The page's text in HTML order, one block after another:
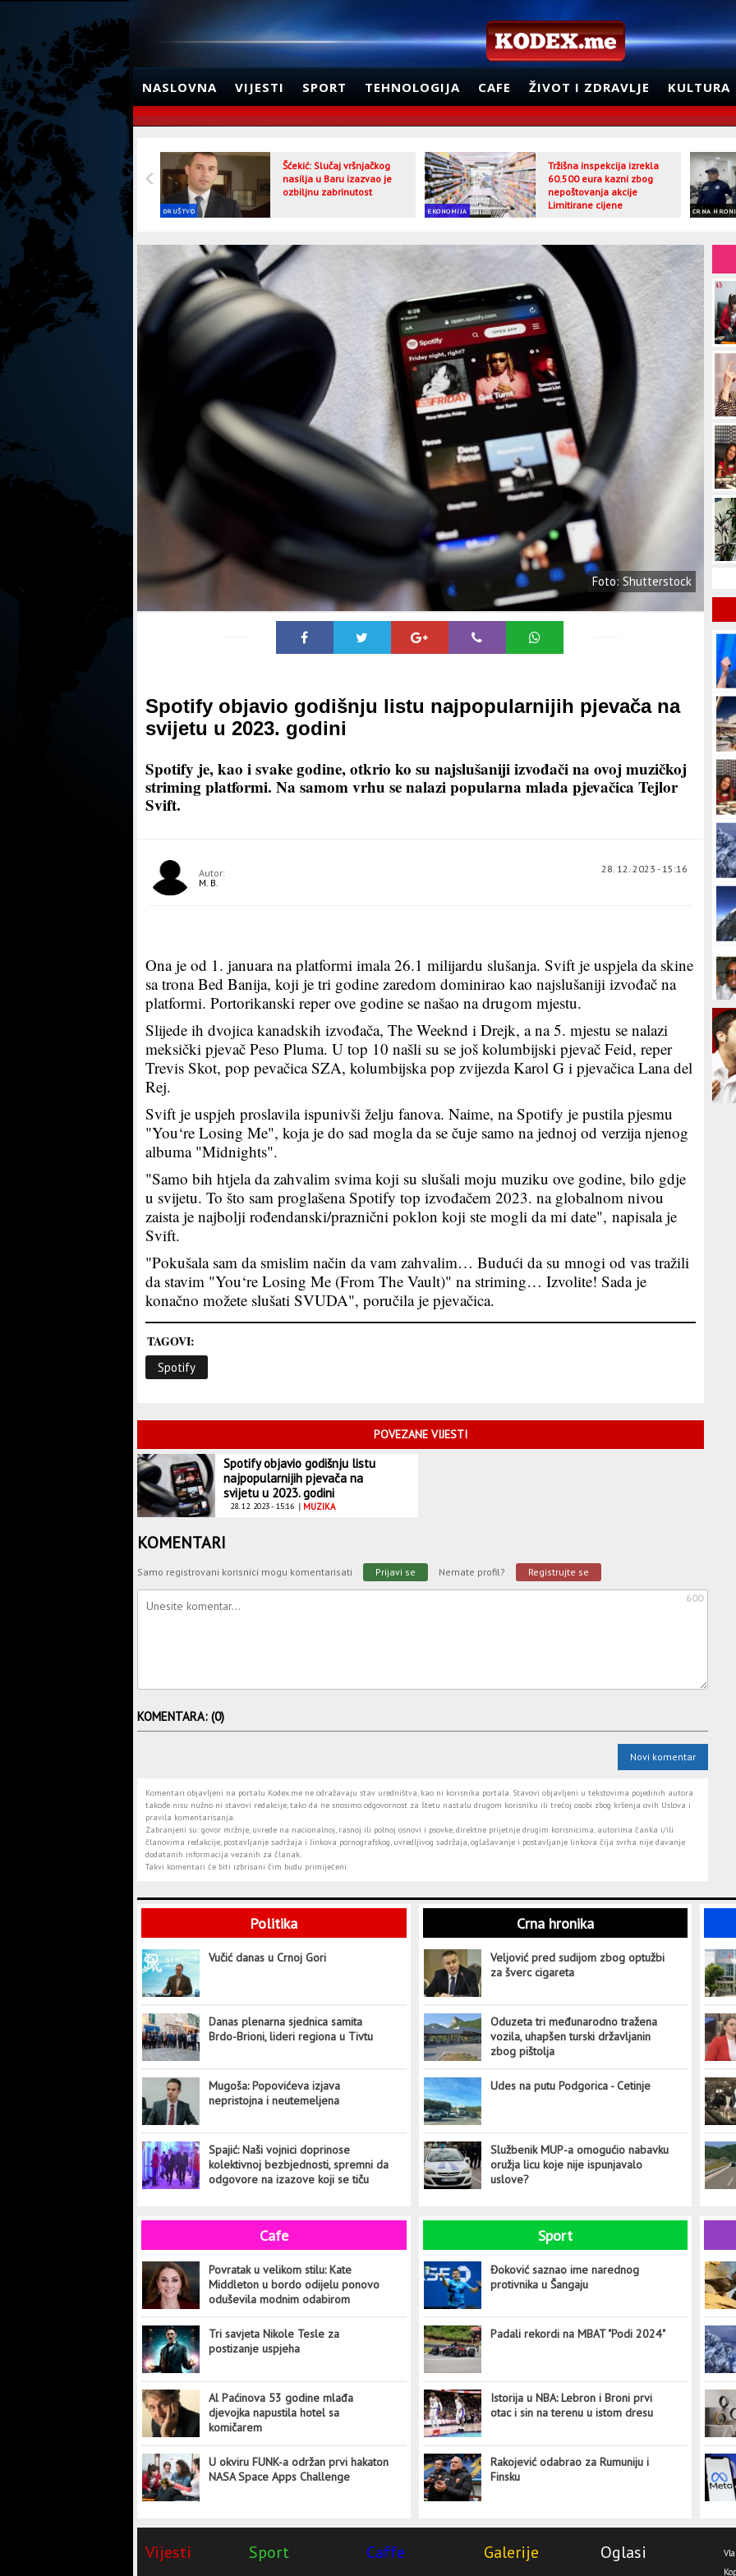
NASLOVNA VIJESTI SPORT TEHNOLOGIJA CAFE ŽIVOT I ZDRAVLJE KULTURA
DRUŠTVO
Šćekić: Slučaj vršnjačkog
nasilja u Baru izazvao je
ozbiljnu zabrinutost
EKONOMIJA
Tržišna inspekcija izrekla
60.500 eura kazni zbog
nepoštovanja akcije
Limitirane cijene
CRNA
Foto: Shutterstock
Spotify objavio godišnju listu najpopularnijih pjevača na
svijetu u 2023. godini
Spotify je, kao i svake godine, otkrio ko su najslušaniji izvođači na ovoj muzičkoj
striming platformi. Na samom vrhu se nalazi popularna mlada pjevačica Tejlor
Svift.
28. 12. 2023 - 15:16
Autor:
M. B.
Ona je od 1. januara na platformi imala 26.1 milijardu slušanja. Svift je uspjela da skine
sa trona Bed Banija, koji je tri godine zaredom dominirao kao najslušaniji izvođač na
platformi. Portorikanski reper ove godine se našao na drugom mjestu.
Slijede ih dvojica kanadskih izvođača, The Weeknd i Drejk, a na 5. mjestu se nalazi
meksički pjevač Peso Pluma. U top 10 našli su se još kolumbijski pjevač Feid, reper
Trevis Skot, pop pevačica SZA, kolumbijska pop zvijezda Karol G i pjevačica Lana del
Rej.
Svift je uspjeh proslavila ispunivši želju fanova. Naime, na Spotify je pustila pjesmu
"You‘re Losing Me", koja je do sad mogla da se čuje samo na jednoj od verzija njenog
albuma "Midnights".
"Samo bih htjela da zahvalim svima koji su slušali moju muziku ove godine, bilo gdje
u svijetu. To što sam proglašena Spotify top izvođačem 2023. na globalnom nivou
zaista je najbolji rođendanski/praznični poklon koji ste mogli da mi date", napisala je
Svift.
"Pokušala sam da smislim način da vam zahvalim… Budući da su mnogi od vas tražili
da stavim "You‘re Losing Me (From The Vault)" na striming… Izvolite! Sada je
konačno možete slušati SVUDA", poručila je pjevačica.
TAGOVI:
Spotify
POVEZANE VIJESTI
Spotify objavio godišnju listu
najpopularnijih pjevača na
svijetu u 2023. godini
28. 12. 2023 - 15:16 | MUZIKA
KOMENTARI
Samo registrovani korisnici mogu komentarisati Prijavi se Nemate profil? Registrujte se
600
KOMENTARA: (0)
Novi komentar
Komentari objavljeni na portalu Kodex.me ne odražavaju stav uredništva, kao ni korisnika portala. Stavovi objavljeni u tekstovima pojedinih autora
takođe nisu nužno ni stavovi redakcije, tako da ne snosimo odgovornost za štetu nastalu drugom korisniku ili trećoj osobi zbog kršenja ovih Uslova i
pravila komentarisanja.
Zabranjeni su: govor mržnje, uvrede na nacionalnoj, rasnoj ili polnoj osnovi i psovke, direktne prijetnje drugim korisnicima, autorima čanka i/ili
članovima redakcije, postavljanje sadržaja i linkova pornografskog, uvredljivog sadržaja, oglašavanje i postavljanje linkova čija svrha nije davanje
dodatanih informacija vezanih za članak.
Takvi komentari će biti izbrisani čim budu primijećeni.
Politika
Vučić danas u Crnoj Gori
Danas plenarna sjednica samita
Brdo-Brioni, lideri regiona u Tivtu
Mugoša: Popovićeva izjava
nepristojna i neutemeljena
Spajić: Naši vojnici doprinose
kolektivnoj bezbjednosti, spremni da
odgovore na izazove koji se tiču
Crna hronika
Veljović pred sudijom zbog optužbi
za šverc cigareta
Oduzeta tri međunarodno tražena
vozila, uhapšen turski državljanin
zbog pištolja
Udes na putu Podgorica - Cetinje
Službenik MUP-a omogućio nabavku
oružja licu koje nije ispunjavalo
uslove?
Cafe
Povratak u velikom stilu: Kate
Middleton u bordo odijelu ponovo
oduševila modnim odabirom
Tri savjeta Nikole Tesle za
postizanje uspjeha
Al Paćinova 53 godine mlađa
djevojka napustila hotel sa
komičarem
U okviru FUNK-a održan prvi hakaton
NASA Space Apps Challenge
Sport
Đoković saznao ime narednog
protivnika u Šangaju
Padali rekordi na MBAT "Podi 2024"
Istorija u NBA: Lebron i Broni prvi
otac i sin na terenu u istom dresu
Rakojević odabrao za Rumuniju i
Finsku
Vijesti Sport Caffe Galerije Oglasi